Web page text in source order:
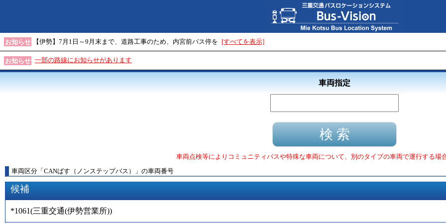
お知らせ 【伊勢】7月1日～9月末まで、道路工事のため、内宮前バス停を [すべてを表示]
お知らせ 一部の路線にお知らせがあります
車両指定
車両点検等によりコミュニティバスや特殊な車両について、別のタイプの車両で運行する場
車両区分 「 CANばす（ノンステップバス） 」 の車両番号
候補
*1061(三重交通(伊勢営業所))